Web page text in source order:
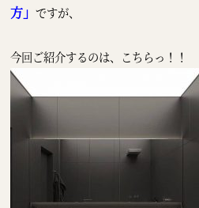
方」ですが、
今回ご紹介するのは、こちらっ！！